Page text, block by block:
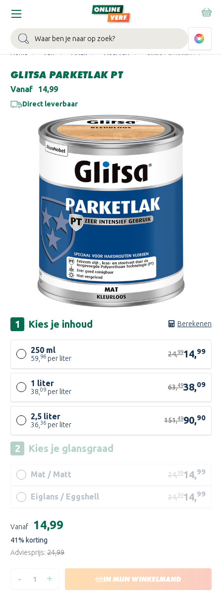
Zoeken
WIN EEN BALLONVAART:Bij besteding vanaf €100,- aan Sikkens
muurverf en/of lak.
Bekijk actie >
Home Verf Aflak Vloerverf Glitsa Parketlak PT
GLITSA PARKETLAK PT
Vanaf €14,99
Direct leverbaar
Kies je inhoud Berekenen
250 ml
59, 96per liter
24,9914,99
1 liter
38, 09per liter
63,4938,09
2,5 liter
36, 36per liter
151,4990,90
Kies je glansgraad
Mat / Matt 24,9914,99
Eiglans / Eggshell 24,9914,99
voorraad:
Vanaf €14,99
41% korting
Adviesprijs: €24,99
HOEVEELHEID
- HOEVEELHEID
+ IN MIJN WINKELMAND